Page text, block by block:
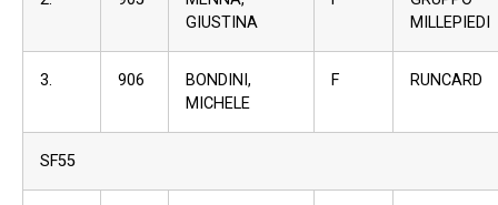
GIUSTINA
MILLEPIEDI
3. 906
BONDINI,
MICHELE
F RUNCARD
SF55